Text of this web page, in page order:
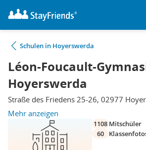
Schulen in Hoyerswerda
Léon-Foucault-
Hoyerswerda
Straße des Friedens 25-26, 02977
Mehr anzeigen
1108 Mitschüler
60